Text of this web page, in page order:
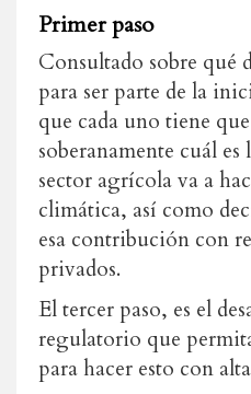
Primer paso
Consultado sobre qué
para ser parte de la
que cada uno tiene
soberanamente cuál
sector agrícola va a
climática, así como
esa contribución con
privados.
El tercer paso, es el
regulatorio que
para hacer esto con